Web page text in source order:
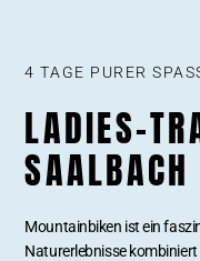
4 TAGE PURER
LADIES-
SAALBACH
Mountainbiken ist ein
Naturerlebnisse